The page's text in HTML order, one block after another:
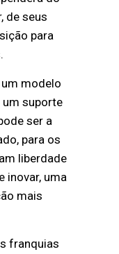
de seus
para
modelo
suporte
ser a
para os
liberdade
inovar, uma
mais
franquias